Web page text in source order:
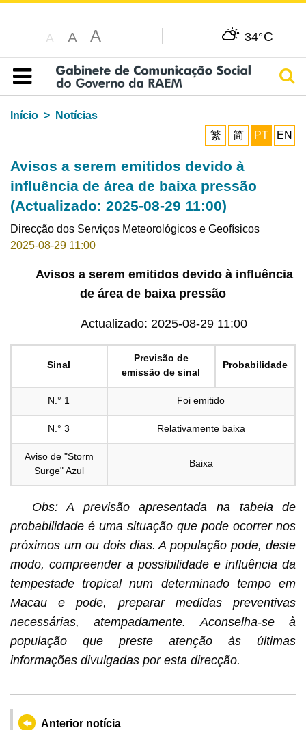
A A A 34°C
Índice
Início
Notícias
繁
简 PT EN
Avisos a serem emitidos devido à
influência de área de baixa pressão
(Actualizado: 2025-08-29 11:00)
Direcção dos Serviços Meteorológicos e Geofísicos
2025-08-29 11:00
Avisos a serem emitidos devido à influência
de área de baixa pressão
Actualizado: 2025-08-29 11:00
Sinal
Previsão de
emissão de sinal
Probabilidade
N.° 1 Foi emitido
N.° 3 Relativamente baixa
Aviso de "Storm
Surge" Azul
Baixa
Obs: A previsão apresentada na tabela de
probabilidade é uma situação que pode ocorrer nos
próximos um ou dois dias. A população pode, deste
modo, compreender a possibilidade e influência da
tempestade tropical num determinado tempo em
Macau e pode, preparar medidas preventivas
necessárias, atempadamente. Aconselha-se à
população que preste atenção às últimas
informações divulgadas por esta direcção.
Anterior notícia